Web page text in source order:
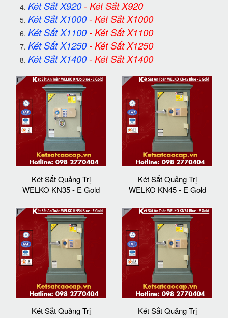
Két Sắt X920-Két Sắt X920
Két Sắt X1000-Két Sắt X1000
Két Sắt X1100-Két Sắt X1100
Két Sắt X1250-Két Sắt X1250
Két Sắt X1400-Két Sắt X1400
Két Sắt Quảng Trị
WELKO KN35 - E Gold
Két Sắt Quảng Trị
WELKO KN45 - E Gold
Két Sắt Quảng Trị
Két Sắt Quảng Trị